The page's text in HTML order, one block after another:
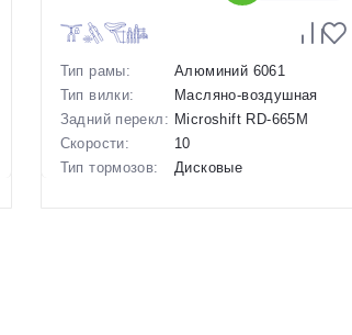
Тип рамы:
Алюминий 6061
Тип вилки:
Масляно-воздушная
Задний перекл: Microshift RD-665M
Скорости:
10
Тип тормозов:
Дисковые